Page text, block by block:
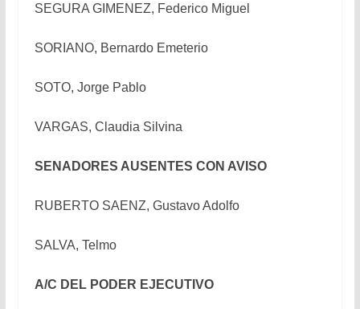
SEGURA GIMENEZ, Federico Miguel
SORIANO, Bernardo Emeterio
SOTO, Jorge Pablo
VARGAS, Claudia Silvina
SENADORES AUSENTES CON AVISO
RUBERTO SAENZ, Gustavo Adolfo
SALVA, Telmo
A/C DEL PODER EJECUTIVO